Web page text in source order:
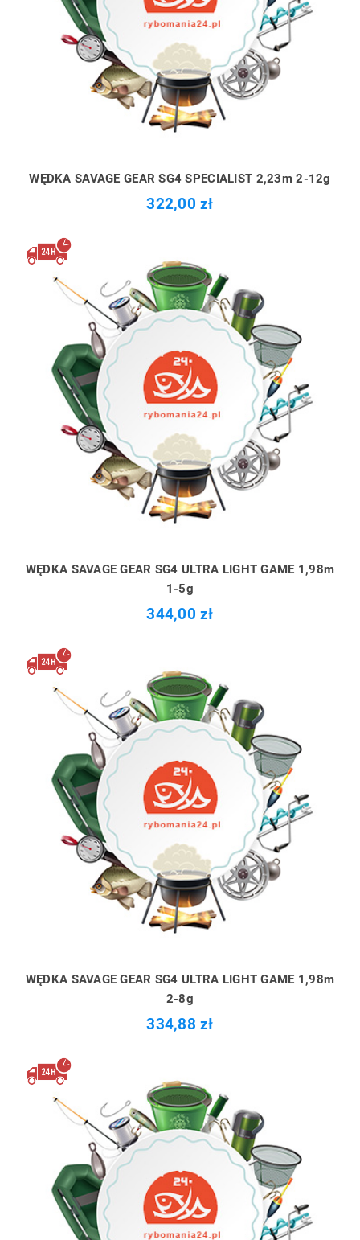
WĘDKA SAVAGE GEAR SG4 SPECIALIST 2,23m 2-12g
322,00 zł
WĘDKA SAVAGE GEAR SG4 ULTRA LIGHT GAME 1,98m
1-5g
344,00 zł
WĘDKA SAVAGE GEAR SG4 ULTRA LIGHT GAME 1,98m
2-8g
334,88 zł